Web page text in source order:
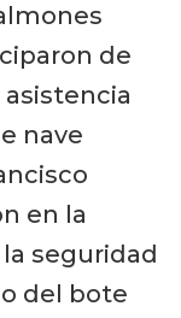
de
nave
en la
seguridad
del bote